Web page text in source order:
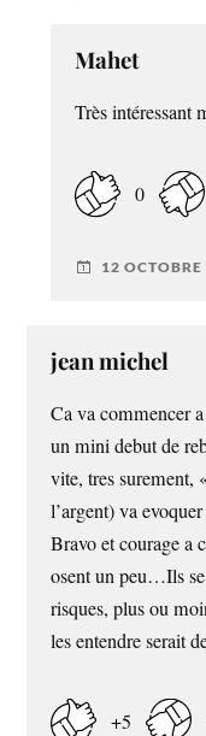
Mahet
Très intéressant
0
12
jean michel
Ca va commencer
un mini debut de
vite, tres surement,
l’argent) va
Bravo et courage a
osent un peu…Ils
risques, plus ou
les entendre serait
+5